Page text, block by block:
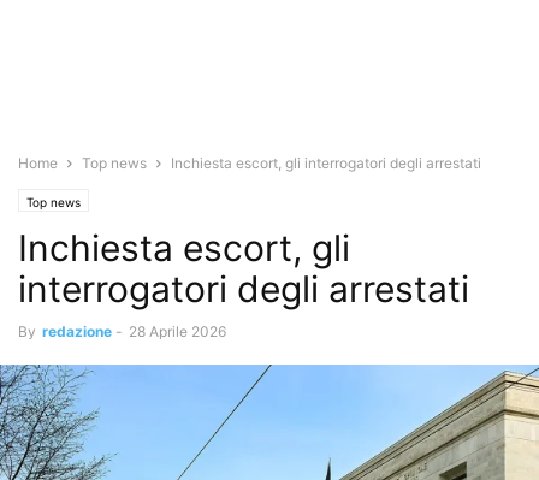
Home Top news Inchiesta escort, gli interrogatori degli arrestati
Top news
Inchiesta escort, gli
interrogatori degli arrestati
By redazione - 28 Aprile 2026